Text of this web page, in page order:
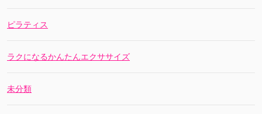
ピラティス
ラクになるかんたんエクササイズ
未分類